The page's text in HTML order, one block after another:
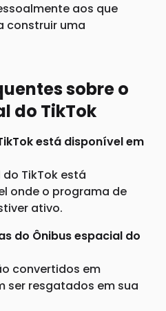
aos que
construir uma
sobre o
do TikTok
está disponível em
TikTok está
onde o programa de
ativo.
do Ônibus espacial do
convertidos em
ser resgatados em sua